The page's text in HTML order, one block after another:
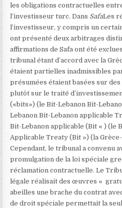
les obligations contractuelles
l’investisseur turc. Dans SafaLes
l’investisseur, y compris un
ont présenté deux arbitrages
affirmations de Safa ont été
tribunal étant d’accord avec la
étaient partielles inadmissibles
présumées étaient basées sur
plutôt sur le traité
(«bits») (le Bit-Lebanon Bit-
Lebanon Bit-Lebanon applicable
Bit-Lebanon applicable (Bit « ) (le
Applicable Treaty (Bit ») (la
Cependant, le tribunal a convenu
promulgation de la loi spéciale
réclamation contractuelle. Le
légale réalisait des œuvres «
abeilles une brache du contrat
de droit spéciale permettait la